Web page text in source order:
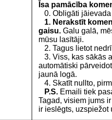
Īsa pamācība
0. Obligāti jāievada
1. Nerakstīt
gaisu. Galu galā,
mūsu lasītāji.
2. Tagus lietot
3. Viss, kas sākās
automātiski
jaunā logā.
4. Skatīt nullto,
P.S. Emaili tiek
Tagad, visiem jums
ir ieslēgts, uzspiežot